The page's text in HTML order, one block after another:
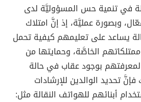
في تنمية حس المسؤوليَّة لدى
وبصورة عمليَّة، إذ إنَّ امتلاك
يساعد على تعليمهم كيفية تحمل
الخاصَّة، وحمايتها من
بوجود عقاب في حالة
تحديد الوالدين للإرشادات
أبنائهم للهواتف النقالة مثل: